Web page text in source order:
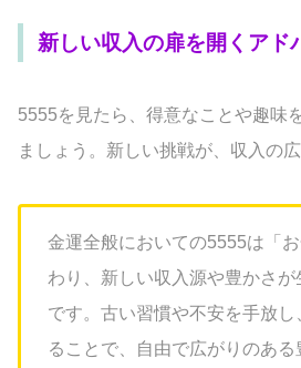
新しい収入の扉を開くアド
5555を見たら、得意なことや趣味
ましょう。新しい挑戦が、収入の
金運全般においての5555は「
わり、新しい収入源や豊かさが
です。古い習慣や不安を手放
ることで、自由で広がりのある